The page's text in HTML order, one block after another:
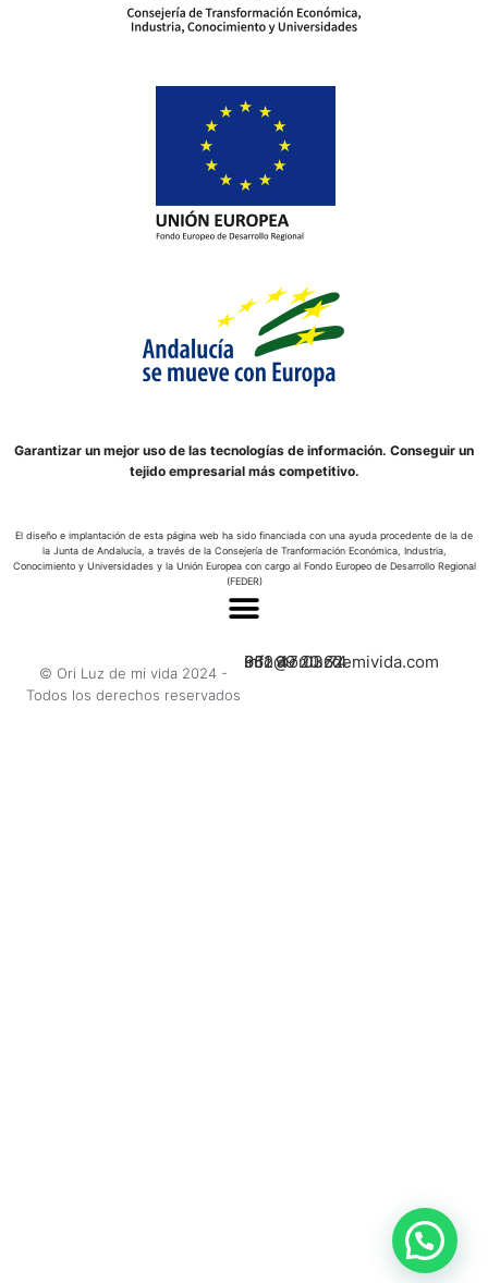
Garantizar un mejor uso de las tecnologías de información. Conseguir un
tejido empresarial más competitivo.
El diseño e implantación de esta página web ha sido financiada con una ayuda procedente de la de
la Junta de Andalucía, a través de la Consejería de Tranformación Económica, Industria,
Conocimiento y Universidades y la Unión Europea con cargo al Fondo Europeo de Desarrollo Regional
(FEDER)
© Ori Luz de mi vida 2024 -
Todos los derechos reservados
662 47 03 74
951 99 20 62
info@oriluzdemivida.com